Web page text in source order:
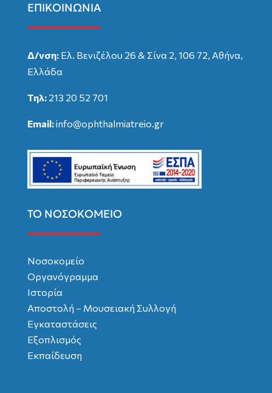
ΕΠΙΚΟΙΝΩΝΙΑ
Δ/νση:Ελ. Βενιζέλου 26 & Σίνα 2, 106 72, Αθήνα,
Ελλάδα
Τηλ: 213 20 52 701
Email:info@ophthalmiatreio.gr
ΤΟ ΝΟΣΟΚΟΜΕΙΟ
Νοσοκομείο
Οργανόγραμμα
Ιστορία
Αποστολή – Μουσειακή Συλλογή
Εγκαταστάσεις
Εξοπλισμός
Εκπαίδευση